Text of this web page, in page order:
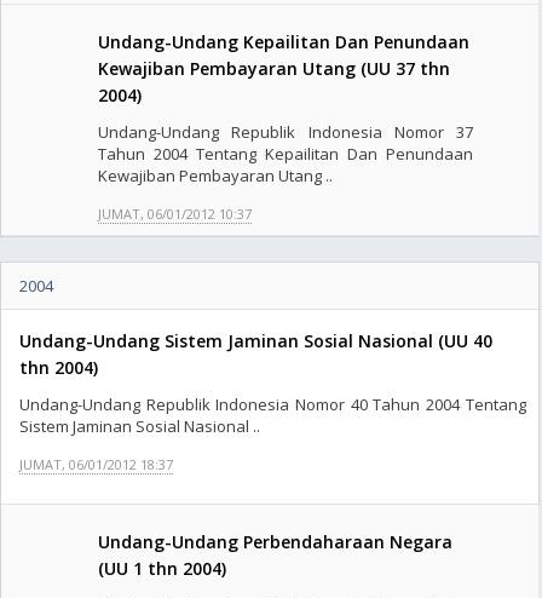
Undang-Undang Kepailitan Dan Penundaan
Kewajiban Pembayaran Utang (UU 37 thn
2004)
Undang-Undang Republik Indonesia Nomor 37
Tahun 2004 Tentang Kepailitan Dan Penundaan
Kewajiban Pembayaran Utang ..
JUMAT, 06/01/2012 10:37
2004
Undang-Undang Sistem Jaminan Sosial Nasional (UU 40
thn 2004)
Undang-Undang Republik Indonesia Nomor 40 Tahun 2004 Tentang
Sistem Jaminan Sosial Nasional ..
JUMAT, 06/01/2012 18:37
Undang-Undang Perbendaharaan Negara
(UU 1 thn 2004)